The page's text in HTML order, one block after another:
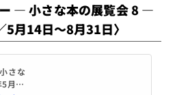
― 小さな本の展覧会 8 ―
5月14日～8月31日〉
月14